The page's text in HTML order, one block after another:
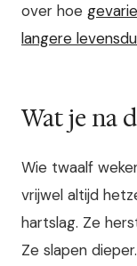
over hoe
langere
Wat je na
Wie twaalf
vrijwel altijd
hartslag. Ze
Ze slapen